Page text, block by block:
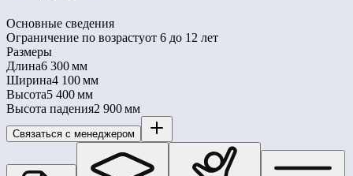
Основные сведения
Ограничение по возрастуот 6 до 12 лет
Размеры
Длина6 300 мм
Ширина4 100 мм
Высота5 400 мм
Высота падения2 900 мм
Связаться с менеджером